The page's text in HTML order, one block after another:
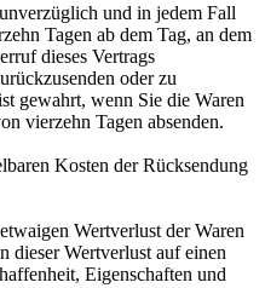
und in jedem Fall
Tagen ab dem Tag, an dem
dieses Vertrags
oder zu
gewahrt, wenn Sie die Waren
vierzehn Tagen absenden.
Kosten der Rücksendung
Wertverlust der Waren
dieser Wertverlust auf einen
Eigenschaften und